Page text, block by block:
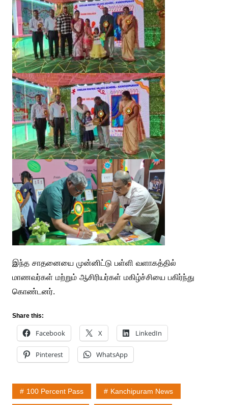
இந்த சாதனையை முன்னிட்டு பள்ளி வளாகத்தில்
மாணவர்கள் மற்றும் ஆசிரியர்கள் மகிழ்ச்சியை பகிர்ந்து
கொண்டனர்.
Share this:
Facebook X LinkedIn
Pinterest WhatsApp
100 Percent Pass Kanchipuram News